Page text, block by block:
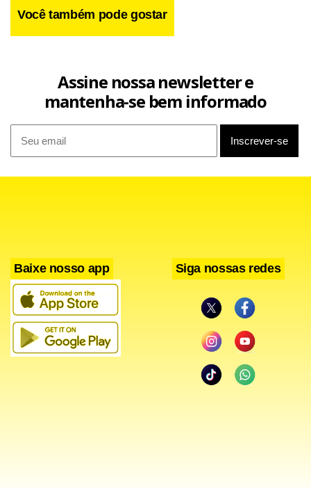
Você também pode gostar
Assine nossa newsletter e
mantenha-se bem informado
Baixe nosso app Siga nossas redes